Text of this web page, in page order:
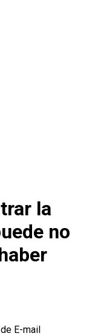
la
no
E-mail